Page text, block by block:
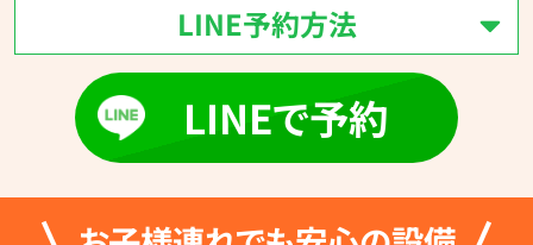
LINE予約方法
LINEで予約